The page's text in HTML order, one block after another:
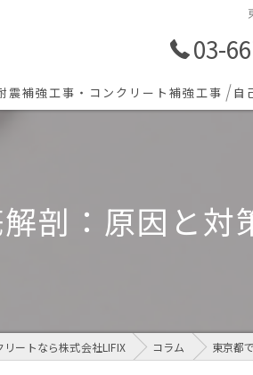
03-
震補強工事・コンクリート補強工事 自
剖：原因と対
リートなら株式会社LIFIX コラム 東京都